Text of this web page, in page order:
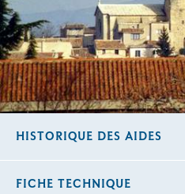
HISTORIQUE DES AIDES
FICHE TECHNIQUE